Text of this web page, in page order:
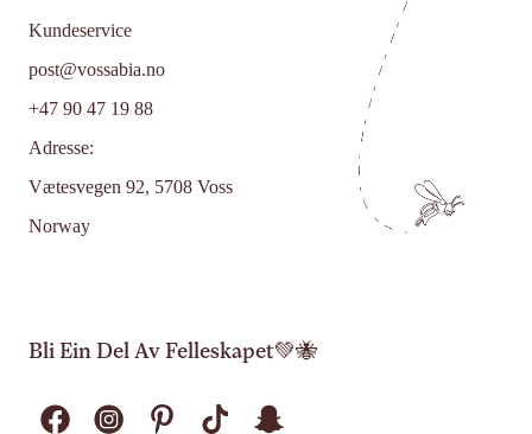
Kundeservice
post@vossabia.no
+47 90 47 19 88
Adresse:
Vætesvegen 92, 5708 Voss
Norway
Bli Ein Del Av Felleskapet💚🐝